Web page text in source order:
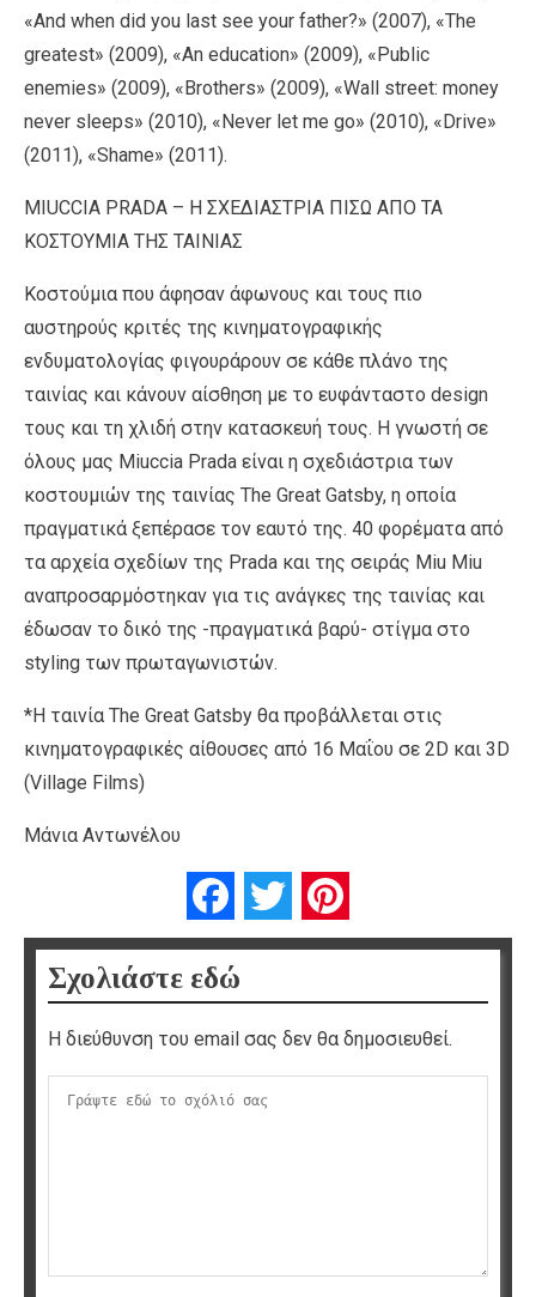
«And when did you last see your father?» (2007), «The
greatest» (2009), «An education» (2009), «Public
enemies» (2009), «Brothers» (2009), «Wall street: money
never sleeps» (2010), «Never let me go» (2010), «Drive»
(2011), «Shame» (2011).
MIUCCIA PRADA – Η ΣΧΕΔΙΑΣΤΡΙΑ ΠΙΣΩ ΑΠΟ ΤΑ
ΚΟΣΤΟΥΜΙΑ ΤΗΣ ΤΑΙΝΙΑΣ
Κοστούμια που άφησαν άφωνους και τους πιο
αυστηρούς κριτές της κινηματογραφικής
ενδυματολογίας φιγουράρουν σε κάθε πλάνο της
ταινίας και κάνουν αίσθηση με το ευφάνταστο design
τους και τη χλιδή στην κατασκευή τους. Η γνωστή σε
όλους μας Miuccia Prada είναι η σχεδιάστρια των
κοστουμιών της ταινίας The Great Gatsby, η οποία
πραγματικά ξεπέρασε τον εαυτό της. 40 φορέματα από
τα αρχεία σχεδίων της Prada και της σειράς Miu Miu
αναπροσαρμόστηκαν για τις ανάγκες της ταινίας και
έδωσαν το δικό της -πραγματικά βαρύ- στίγμα στο
styling των πρωταγωνιστών.
*Η ταινία The Great Gatsby θα προβάλλεται στις
κινηματογραφικές αίθουσες από 16 Μαΐου σε 2D και 3D
(Village Films)
Μάνια Αντωνέλου
FacebookTwitter
Σχολιάστε εδώ
Η διεύθυνση του email σας δεν θα δημοσιευθεί.